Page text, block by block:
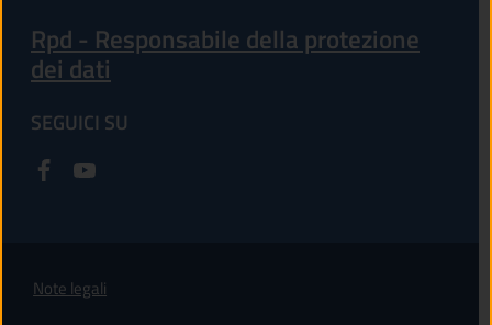
Rpd - Responsabile della protezione
dei dati
SEGUICI SU
Note legali